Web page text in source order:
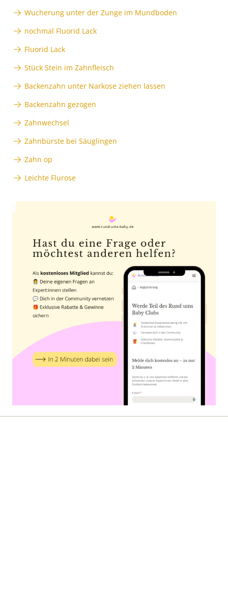
Wucherung unter der Zunge im Mundboden
nochmal Fluorid Lack
Fluorid Lack
Stück Stein im Zahnfleisch
Backenzahn unter Narkose ziehen lassen
Backenzahn gezogen
Zahnwechsel
Zahnbürste bei Säuglingen
Zahn op
Leichte Flurose